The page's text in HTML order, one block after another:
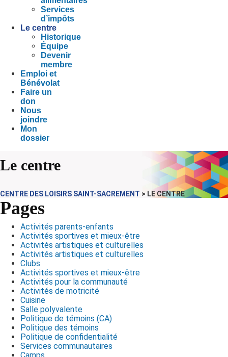
Services
d’impôts
Le centre
Historique
Équipe
Devenir
membre
Emploi et
Bénévolat
Faire un
don
Nous
joindre
Mon
dossier
Le centre
CENTRE DES LOISIRS SAINT-SACREMENT > LE CENTRE
Pages
Activités parents-enfants
Activités sportives et mieux-être
Activités artistiques et culturelles
Activités artistiques et culturelles
Clubs
Activités sportives et mieux-être
Activités pour la communauté
Activités de motricité
Cuisine
Salle polyvalente
Politique de témoins (CA)
Politique des témoins
Politique de confidentialité
Services communautaires